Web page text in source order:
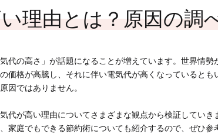
初期投資ゼロで導入できる！
京セラの産業用自家発電
ョン
簡単シミュレーション
O&Mサービス
導入ガイド
理由とは？原因の調
代の高さ」が話題になることが増えています。世界情勢
価格が高騰し、それに伴い電気代が高くなっているとも
因ではありません。
代が高い理由についてさまざまな観点から検証していき
家庭でもできる節約術についても紹介するので、ぜひ参